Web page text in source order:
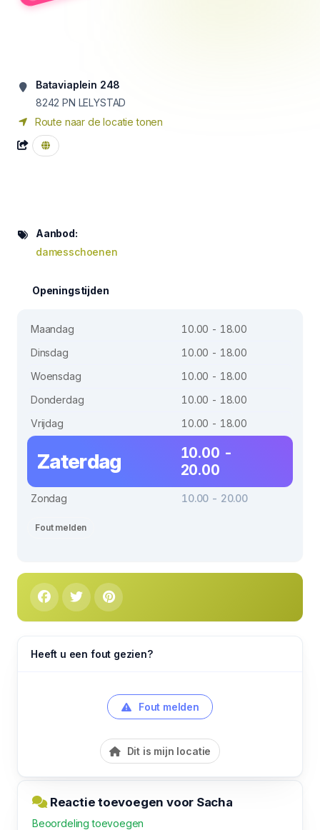
Bataviaplein 248
8242 PN LELYSTAD
Route naar de locatie tonen
Aanbod:
damesschoenen
Openingstijden
Maandag
10.00 - 18.00
Dinsdag
10.00 - 18.00
Woensdag
10.00 - 18.00
Donderdag
10.00 - 18.00
Vrijdag
10.00 - 18.00
Zaterdag
10.00 -
20.00
Zondag 10.00 - 20.00
Fout melden
Heeft u een fout gezien?
Fout melden
Dit is mijn locatie
Reactie toevoegen voor Sacha
Beoordeling toevoegen